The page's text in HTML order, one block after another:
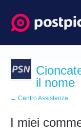
il nome
← Centro Assistenza
I miei